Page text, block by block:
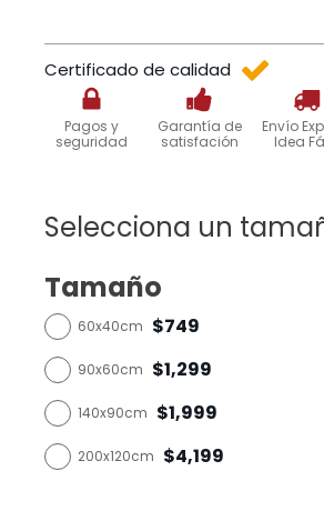
Certificado de calidad
Pagos y
seguridad
Garantía de
satisfación
Envío
Idea
Selecciona un
Tamaño
60x40cm $749
90x60cm $1,299
140x90cm $1,999
200x120cm $4,199